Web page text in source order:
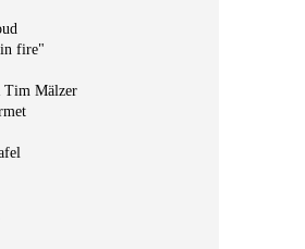
fire"
Tim Mälzer